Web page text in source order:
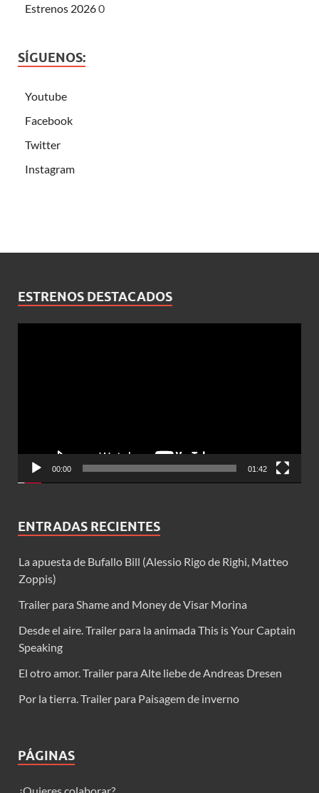
Estrenos 20260
SÍGUENOS:
Youtube
Facebook
Twitter
Instagram
ESTRENOS DESTACADOS
00:00 01:42
ENTRADAS RECIENTES
La apuesta de Bufallo Bill (Alessio Rigo de Righi, Matteo
Zoppis)
Trailer para Shame and Money de Visar Morina
Desde el aire. Trailer para la animada This is Your Captain
Speaking
El otro amor. Trailer para Alte liebe de Andreas Dresen
Por la tierra. Trailer para Paisagem de inverno
PÁGINAS